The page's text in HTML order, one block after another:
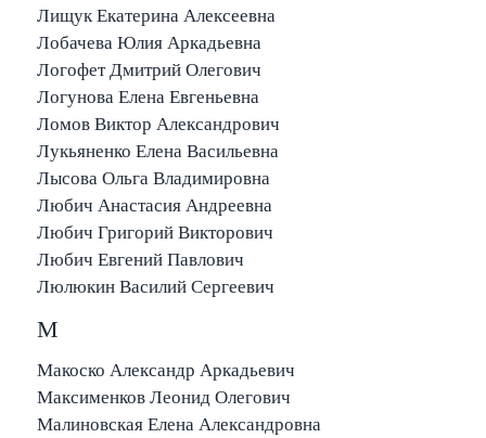
Лищук Екатерина Алексеевна
Лобачева Юлия Аркадьевна
Логофет Дмитрий Олегович
Логунова Елена Евгеньевна
Ломов Виктор Александрович
Лукьяненко Елена Васильевна
Лысова Ольга Владимировна
Любич Анастасия Андреевна
Любич Григорий Викторович
Любич Евгений Павлович
Люлюкин Василий Сергеевич
М
Макоско Александр Аркадьевич
Максименков Леонид Олегович
Малиновская Елена Александровна